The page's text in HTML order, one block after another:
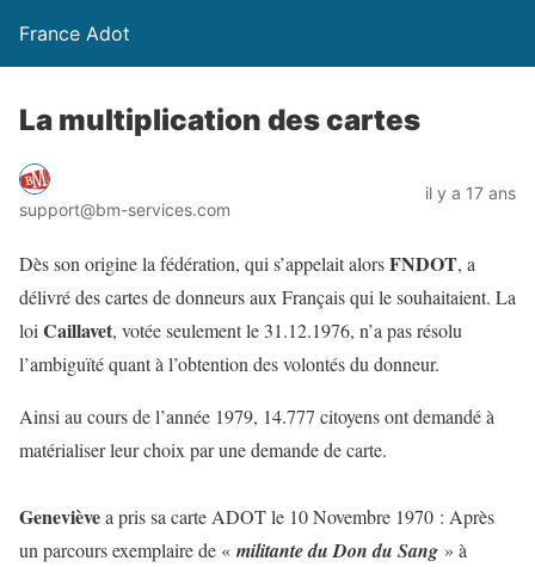
France Adot
La multiplication des cartes
support@bm-services.com
il y a 17 ans
Dès son origine la fédération, qui s’appelait alorsFNDOT, a
délivré des cartes de donneurs aux Français qui le souhaitaient. La
loi Caillavet, votée seulement le 31.12.1976, n’a pas résolu
l’ambiguïté quant à l’obtention des volontés du donneur.
Ainsi au cours de l’année 1979, 14.777 citoyens ont demandé à
matérialiser leur choix par une demande de carte.
Genevièvea pris sa carte ADOT le 10 Novembre 1970 : Après
un parcours exemplaire de « militante du Don du Sang » à